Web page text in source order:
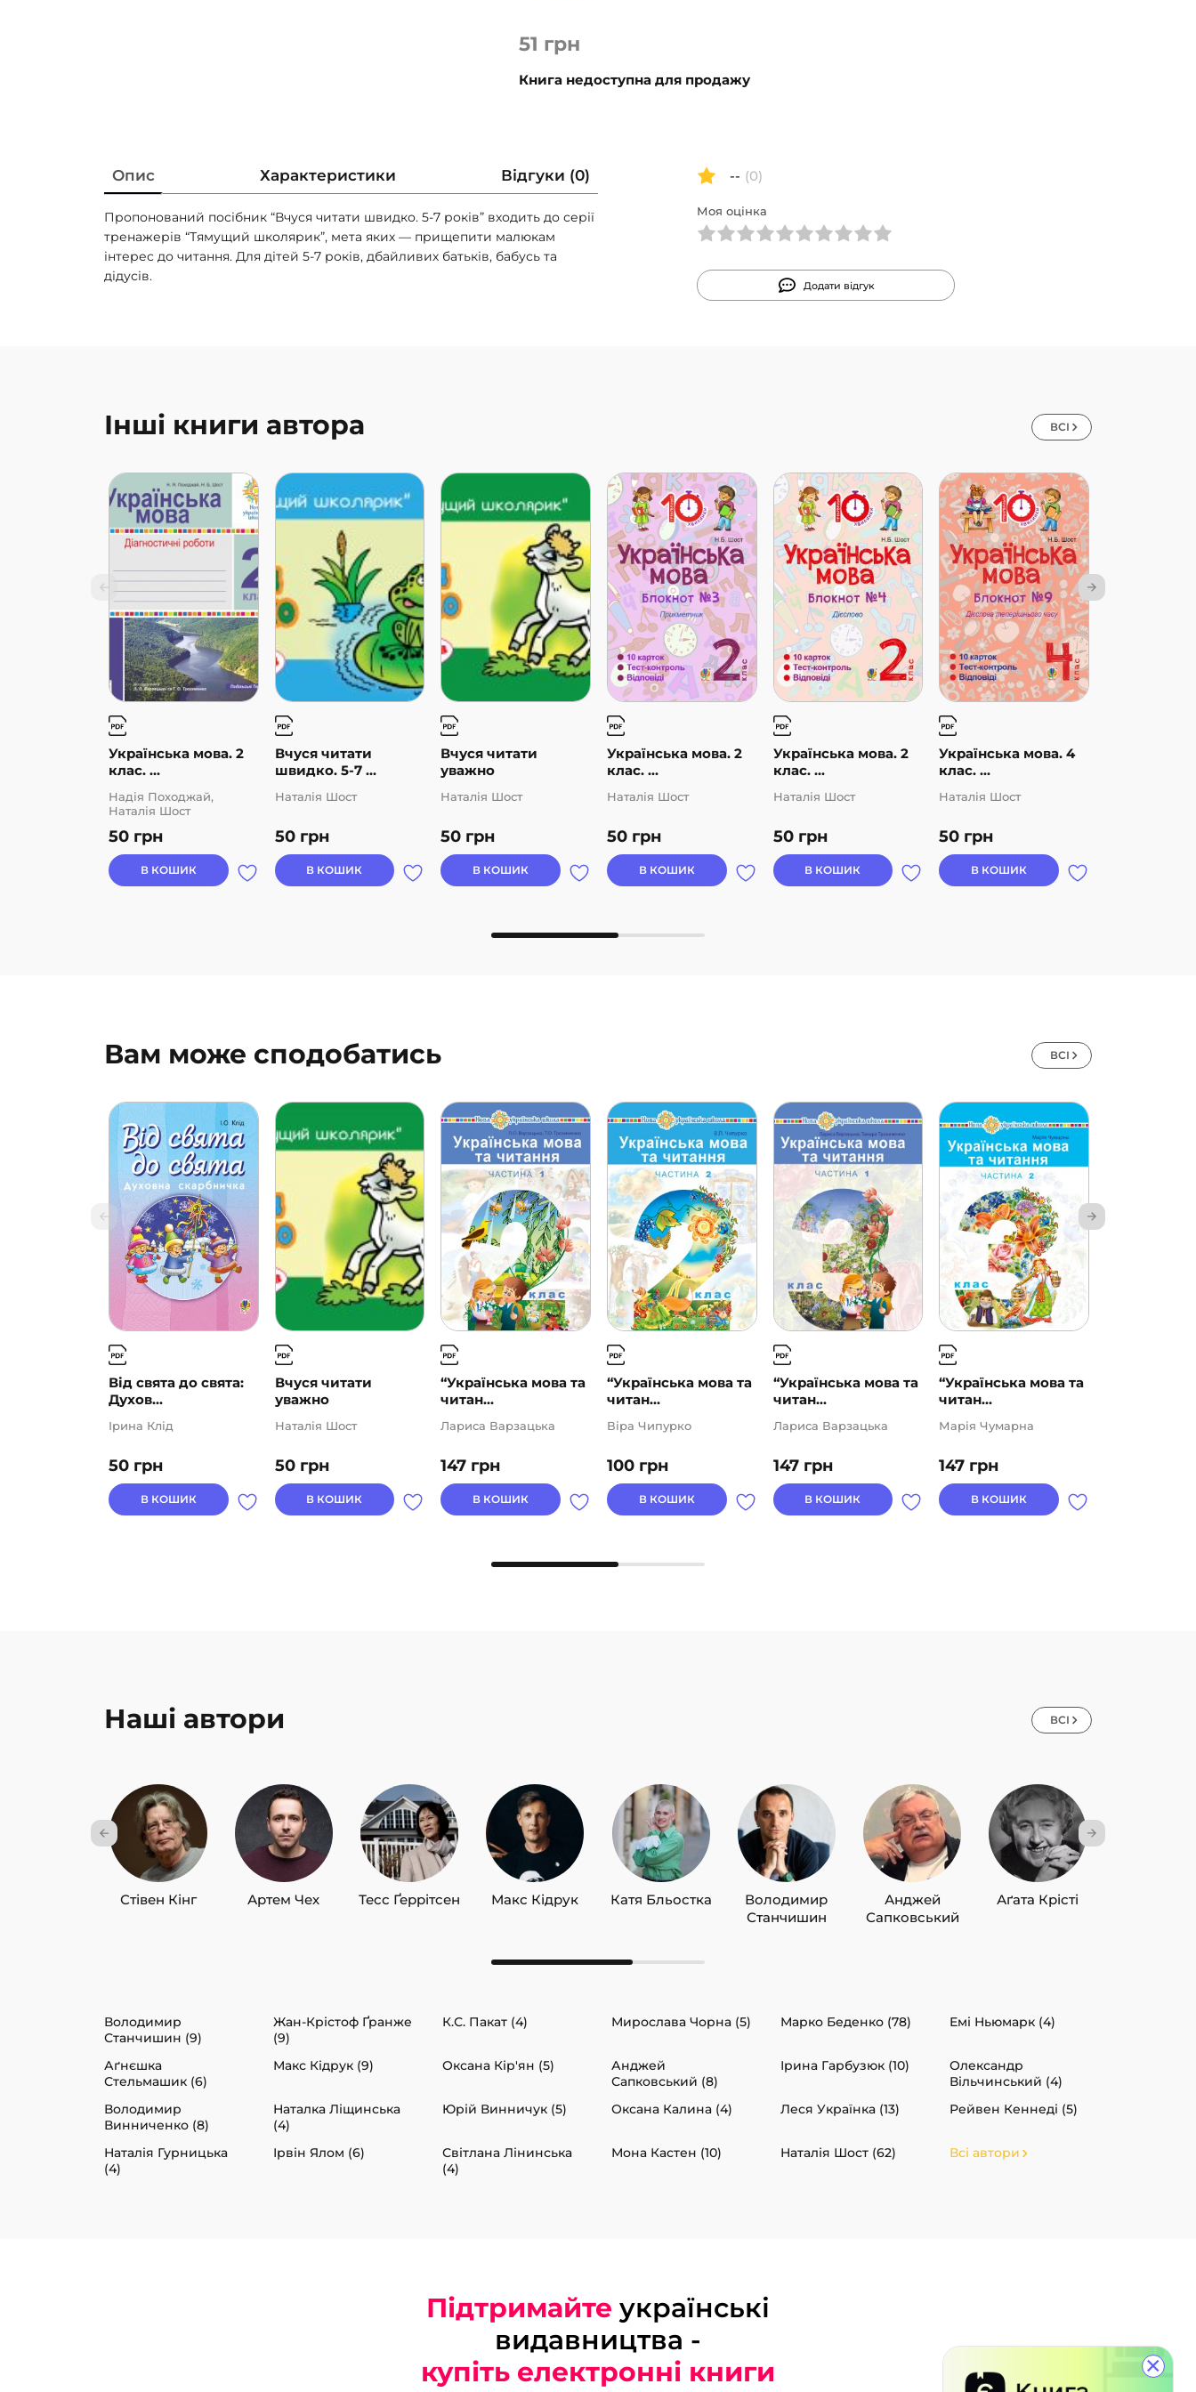
×
51 грн
Книга недоступна для продажу
Опис Характеристики Відгуки (0)
Пропонований посібник “Вчуся читати швидко. 5-7 років” входить до серії
тренажерів “Тямущий школярик”, мета яких — прищепити малюкам
інтерес до читання. Для дітей 5-7 років, дбайливих батьків, бабусь та
дідусів.
-- (0)
Моя оцінка
Додати відгук
Інші книги автора ВСІ
Українська мова. 2
клас. ...
50 грн
Надія Походжай,
Наталія Шост
В КОШИК
Вчуся читати
швидко. 5-7 ...
50 грн
Наталія Шост
В КОШИК
Вчуся читати
уважно
50 грн
Наталія Шост
В КОШИК
Українська мова. 2
клас. ...
50 грн
Наталія Шост
В КОШИК
Українська мова. 2
клас. ...
50 грн
Наталія Шост
В КОШИК
Українська мова. 4
клас. ...
50 грн
Наталія Шост
В КОШИК
Вам може сподобатись ВСІ
Від свята до свята:
Духов...
50 грн
Ірина Клід
В КОШИК
Вчуся читати
уважно
50 грн
Наталія Шост
В КОШИК
“Українська мова та
читан...
147 грн
Лариса Варзацька
В КОШИК
“Українська мова та
читан...
100 грн
Віра Чипурко
В КОШИК
“Українська мова та
читан...
147 грн
Лариса Варзацька
В КОШИК
“Українська мова та
читан...
147 грн
Марія Чумарна
В КОШИК
Наші автори ВСІ
Стівен Кінг Артем Чех Тесс Ґеррітсен Макс Кідрук Катя Бльостка
Володимир
Станчишин
Анджей
Сапковський
Аґата Крісті
Володимир
Станчишин (9)
Жан-Крістоф Ґранже
(9)
К.С. Пакат (4) Мирослава Чорна (5) Марко Беденко (78) Емі Ньюмарк (4)
Аґнєшка
Стельмашик (6)
Макс Кідрук (9) Оксана Кір'ян (5)
Анджей
Сапковський (8)
Ірина Гарбузюк (10)
Олександр
Вільчинський (4)
Володимир
Винниченко (8)
Наталка Ліщинська
(4)
Юрій Винничук (5) Оксана Калина (4) Леся Українка (13) Рейвен Кеннеді (5)
Наталія Гурницька
(4)
Ірвін Ялом (6)
Світлана Лінинська
(4)
Мона Кастен (10) Наталія Шост (62) Всі автори
Підтримайте українські
видавництва -
купіть електронні книги